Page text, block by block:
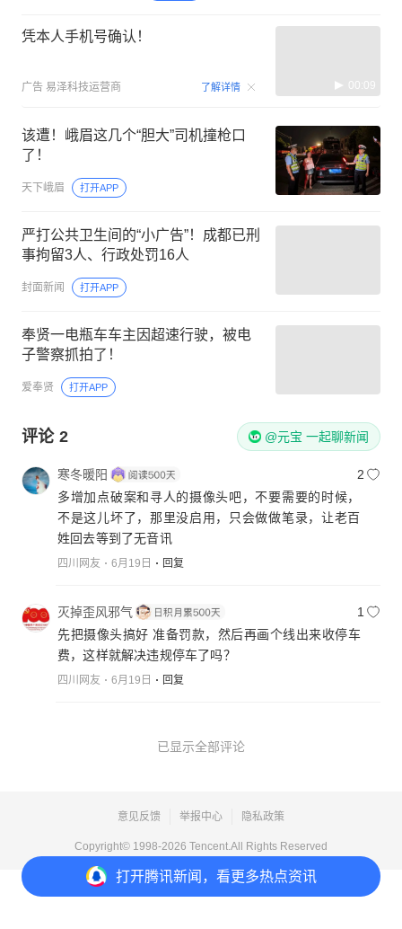
打开腾讯新闻，看更多热点资讯
凭本人手机号确认！
广告 易泽科技运营商 了解详情 00:09
该遭！峨眉这几个“胆大”司机撞枪口
了！
天下峨眉 打开APP
严打公共卫生间的“小广告”！成都已刑
事拘留3人、行政处罚16人
封面新闻 打开APP
奉贤一电瓶车车主因超速行驶，被电
子警察抓拍了！
爱奉贤 打开APP
评论 2 @元宝 一起聊新闻
寒冬暖阳
2
多增加点破案和寻人的摄像头吧，不要需要的时候，
不是这儿坏了，那里没启用，只会做做笔录，让老百
姓回去等到了无音讯
四川网友 6月19日 回复
灭掉歪风邪气
1
先把摄像头搞好 准备罚款，然后再画个线出来收停车
费，这样就解决违规停车了吗？
四川网友 6月19日 回复
已显示全部评论
意见反馈 举报中心 隐私政策
Copyright© 1998-2026 Tencent.All Rights Reserved